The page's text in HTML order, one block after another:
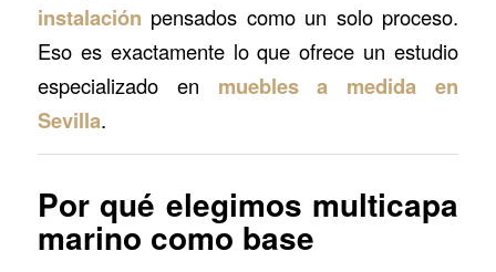
instalación pensados como un solo proceso.
Eso es exactamente lo que ofrece un estudio
especializado en muebles a medida en
Sevilla.
Por qué elegimos multicapa
marino como base